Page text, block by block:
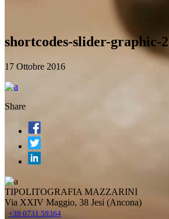
shortcodes-slider-graphic-2
17 Ottobre 2016
Share
TIPOLITOGRAFIA MAZZARINI
Via XXIV Maggio, 38 Jesi (Ancona)
+39 0731 59364